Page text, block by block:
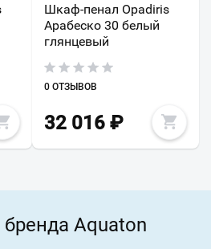
Шкаф-пенал Opadiris
Арабеско 30 белый
глянцевый
0 ОТЗЫВОВ
32 016₽
Aquaton